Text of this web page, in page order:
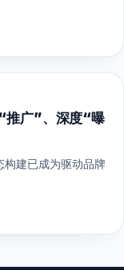
推广”、深度“曝
建已成为驱动品牌